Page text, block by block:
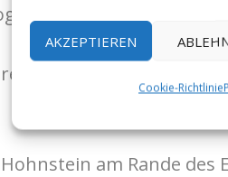
AKZEPTIEREN
Cookie-Richtlinie
an die Sächsische
am Rande des